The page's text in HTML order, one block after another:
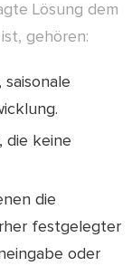
Lösung dem
gehören:
die keine
die
festgelegter
oder